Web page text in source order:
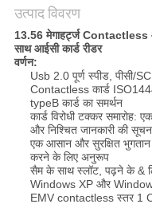
उत्पाद विवरण
13.56 मेगाहर्ट्ज
साथ आईसी कार्ड रीडर
वर्णन:
Usb 2.0 पूर्ण स्पीड, पीसी/
Contactless कार्ड
typeB कार्ड का समर्थन
कार्ड विरोधी टक्कर
और निश्चित जानकारी की
एक आसान और सुरक्षित
करने के लिए अनुरूप
सैम के साथ स्लॉट, पढ़ने के &
Windows XP और
EMV contactless स्तर 1